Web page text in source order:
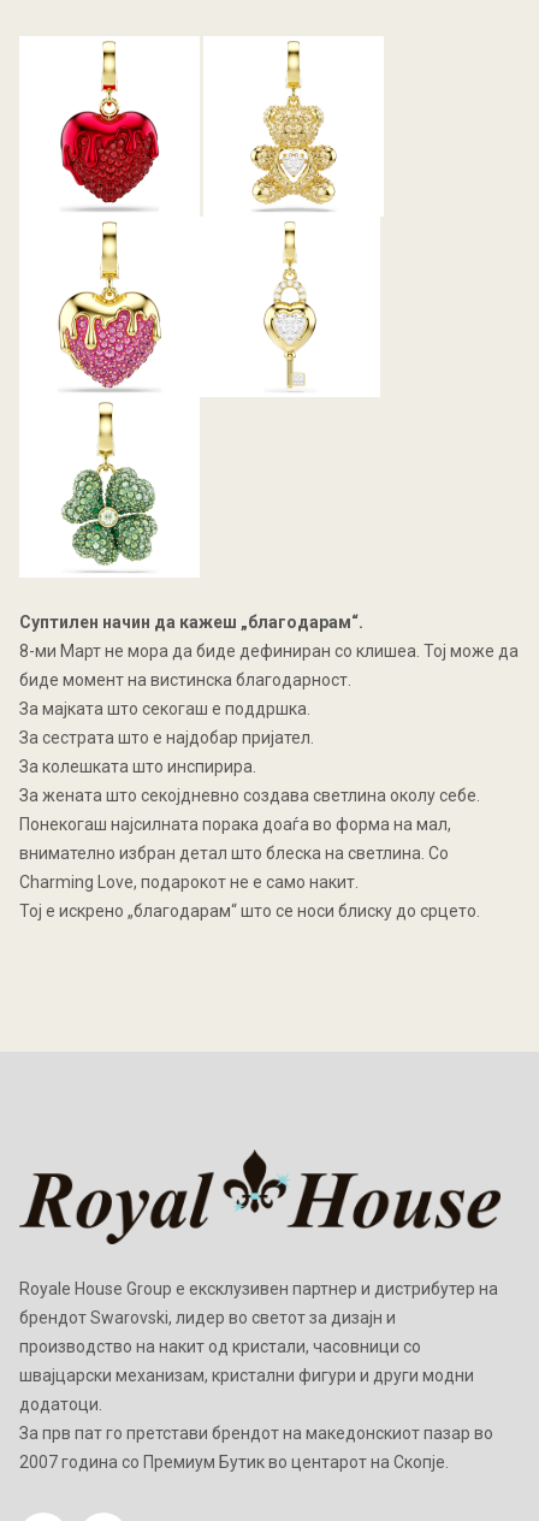
Суптилен начин да кажеш „благодарам“.
8-ми Март не мора да биде дефиниран со клишеа. Тој може да
биде момент на вистинска благодарност.
За мајката што секогаш е поддршка.
За сестрата што е најдобар пријател.
За колешката што инспирира.
За жената што секојдневно создава светлина околу себе.
Понекогаш најсилната порака доаѓа во форма на мал,
внимателно избран детал што блеска на светлина. Со
Charming Love, подарокот не е само накит.
Тој е искрено „благодарам“ што се носи блиску до срцето.
Royale House Group е ексклузивен партнер и дистрибутер на
брендот Swarovski, лидер во светот за дизајн и
производство на накит од кристали, часовници со
швајцарски механизам, кристални фигури и други модни
додатоци.
Зa прв пат го претстави брендот на македонскиот пазар во
2007 година со Премиум Бутик во центарот на Скопје.